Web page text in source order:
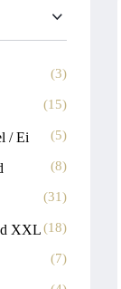
(3)
(15)
/ Ei (5)
(8)
(31)
XXL(18)
(7)